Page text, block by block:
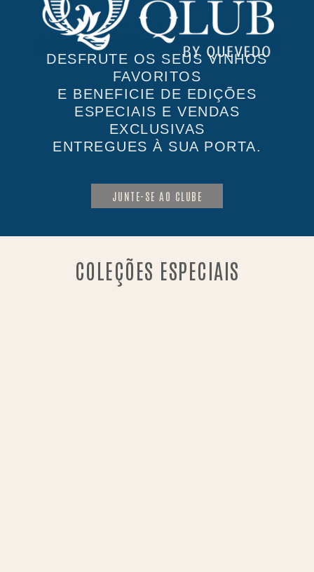
DESFRUTE OS SEUS VINHOS
FAVORITOS
E BENEFICIE DE EDIÇÕES
ESPECIAIS E VENDAS
EXCLUSIVAS
ENTREGUES À SUA PORTA.
JUNTE-SE AO CLUBE
COLEÇÕES ESPECIAIS